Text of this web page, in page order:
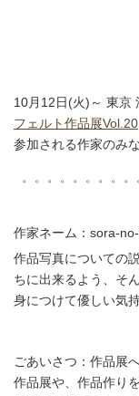
10月12日(火)～ 東京
フェルト作品展Vol.20
参加される作家のみ
゜゜゜゜゜゜゜゜゜
作家ネーム：sora-
作品写真についての
ちに出来るよう、そ
身につけて優しい気
ごあいさつ：作品展
作品展や、作品作り